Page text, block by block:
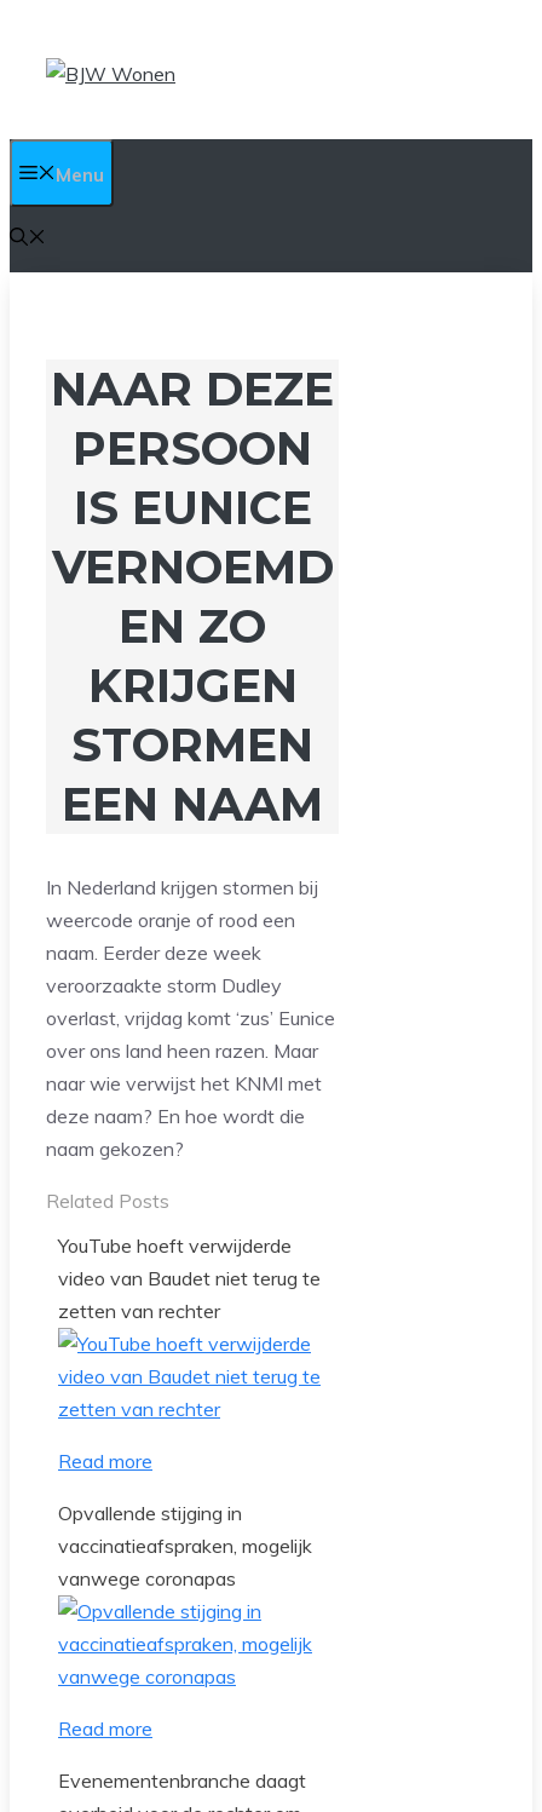
naar
Menu
NAAR DEZE
PERSOON
IS EUNICE
VERNOEMD
EN ZO
KRIJGEN
STORMEN
EEN NAAM
In Nederland krijgen stormen bij
weercode oranje of rood een
naam. Eerder deze week
veroorzaakte storm Dudley
overlast, vrijdag komt ‘zus’ Eunice
over ons land heen razen. Maar
naar wie verwijst het KNMI met
deze naam? En hoe wordt die
naam gekozen?
Related Posts
YouTube hoeft verwijderde
video van Baudet niet terug te
zetten van rechter
Read more
Opvallende stijging in
vaccinatieafspraken, mogelijk
vanwege coronapas
Read more
Evenementenbranche daagt